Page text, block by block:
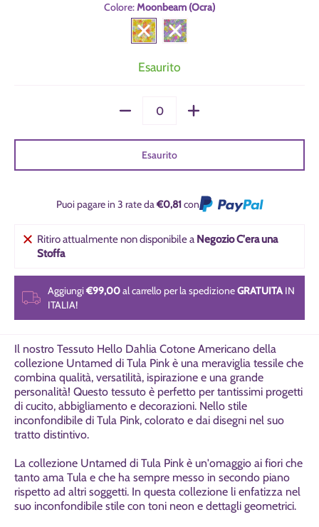
Colore:Moonbeam (Ocra)
Moonbeam (Ocra)
Cosmic (Ottanio)
Esaurito
Esaurito
Puoi pagare in 3 rate da€0,81con
Ritiro attualmente non disponibile a Negozio C'era una
Stoffa
Aggiungi €99,00al carrello per la spedizioneGRATUITA IN
ITALIA!
Il nostro Tessuto Hello Dahlia Cotone Americano della
collezione Untamed di Tula Pink è una meraviglia tessile che
combina qualità, versatilità, ispirazione e una grande
personalità! Questo tessuto è perfetto per tantissimi progetti
di cucito, abbigliamento e decorazioni. Nello stile
inconfondibile di Tula Pink, colorato e dai disegni nel suo
tratto distintivo.
La collezione Untamed di Tula Pink è un'omaggio ai fiori che
tanto ama Tula e che ha sempre messo in secondo piano
rispetto ad altri soggetti. In questa collezione li enfatizza nel
suo inconfondibile stile con toni neon e dettagli geometrici.